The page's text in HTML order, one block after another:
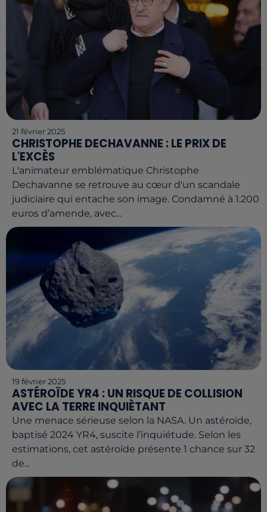
21 février 2025
CHRISTOPHE DECHAVANNE : LE PRIX DE
L'EXCÈS
L'animateur emblématique Christophe
Dechavanne se retrouve au cœur d'un scandale
judiciaire qui entache son image. Condamné à 1.200
euros d’amende, avec...
19 février 2025
ASTÉROÏDE YR4 : UN RISQUE DE COLLISION
AVEC LA TERRE INQUIÈTANT
Une menace sérieuse selon la NASA. Un astéroïde,
baptisé 2024 YR4, suscite l’inquiétude. Selon les
estimations, cet astéroïde présente 1 chance sur 32
de...